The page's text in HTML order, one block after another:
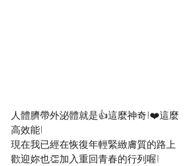
人體臍帶外泌體就是👍這麼神奇!❤️這麼
高效能!
現在我已經在恢復年輕緊緻膚質的路上
歡迎妳也👏加入重回青春的行列喔!